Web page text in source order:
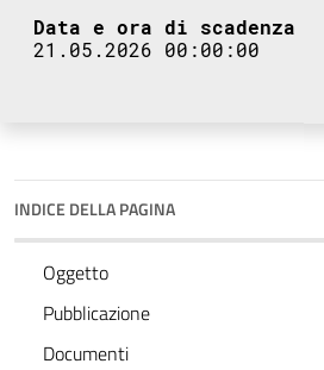
Data e ora di scadenza
21.05.2026 00:00:00
INDICE DELLA PAGINA
Oggetto
Pubblicazione
Documenti